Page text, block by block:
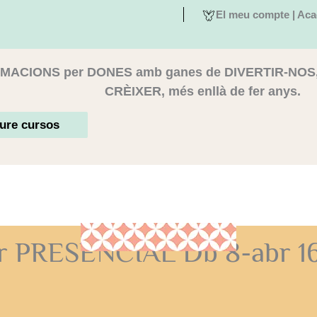
El meu compte |
per DONES amb ganes de DIVERTIR-
CRÈIXER, més enllà de fer anys.
cursos
PRESENCIAL Db 8-abr